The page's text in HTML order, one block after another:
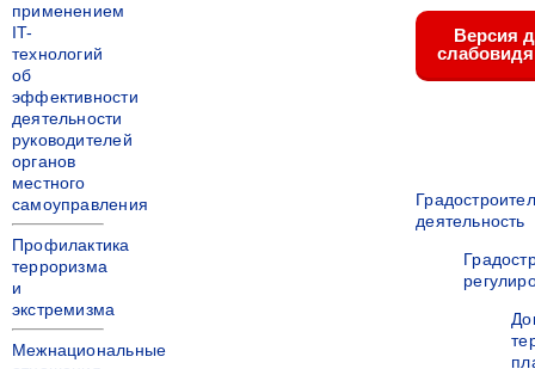
применением
IT-
технологий
об
эффективности
деятельности
руководителей
органов
местного
самоуправления
Профилактика
терроризма
и
экстремизма
Межнациональные
Версия
деятельность